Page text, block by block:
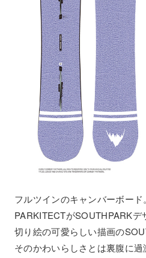
フルツインのキャンバーボード。
PARKITECTがSOUTHPARKデ
切り絵の可愛らしい描画の
そのかわいらしさとは裏腹に